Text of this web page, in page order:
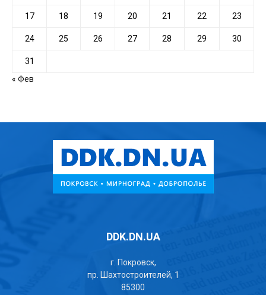
17 18 19 20 21 22 23
24 25 26 27 28 29 30
31
« Фев
DDK.DN.UA
г. Покровск,
пр. Шахтостроителей, 1
85300